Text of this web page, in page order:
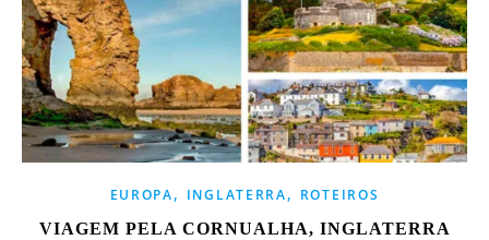
EUROPA, INGLATERRA, ROTEIROS
VIAGEM PELA CORNUALHA, INGLATERRA